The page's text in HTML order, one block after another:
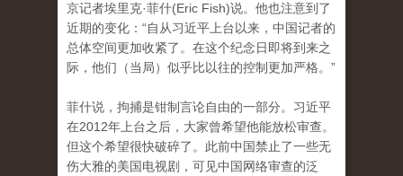
京记者埃里克·菲什(Eric Fish)说。他也注意到了
近期的变化：“自从习近平上台以来，中国记者的
总体空间更加收紧了。在这个纪念日即将到来之
际，他们（当局）似乎比以往的控制更加严格。”
菲什说，拘捕是钳制言论自由的一部分。习近平
在2012年上台之后，大家曾希望他能放松审查。
但这个希望很快破碎了。此前中国禁止了一些无
伤大雅的美国电视剧，可见中国网络审查的泛